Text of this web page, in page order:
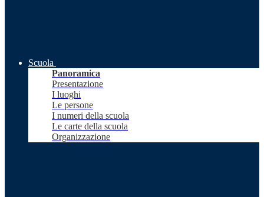
Scuola
Panoramica
Presentazione
I luoghi
Le persone
I numeri della scuola
Le carte della scuola
Organizzazione